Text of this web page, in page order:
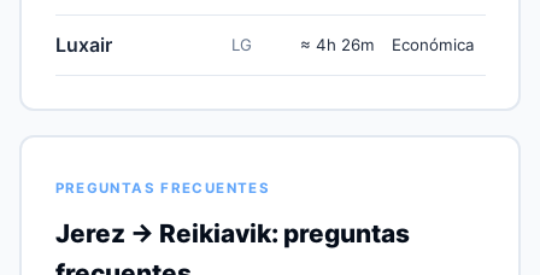
Luxair LG ≈ 4h 26m Económica
PREGUNTAS FRECUENTES
Jerez → Reikiavik: preguntas